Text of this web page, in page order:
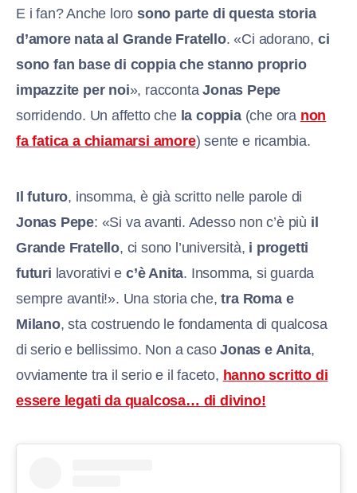
E i fan? Anche loro sono parte di questa storia
d’amore nata al Grande Fratello. «Ci adorano, ci
sono fan base di coppia che stanno proprio
impazzite per noi», raccontaJonas Pepe
sorridendo. Un affetto che la coppia(che ora non
fa fatica a chiamarsi amore) sente e ricambia.
Il futuro, insomma, è già scritto nelle parole di
Jonas Pepe: «Si va avanti. Adesso non c’è più il
Grande Fratello, ci sono l’università, i progetti
futuri lavorativi ec’è Anita. Insomma, si guarda
sempre avanti!». Una storia che,tra Roma e
Milano, sta costruendo le fondamenta di qualcosa
di serio e bellissimo. Non a casoJonas e Anita,
ovviamente tra il serio e il faceto, hanno scritto di
essere legati da qualcosa… di divino!